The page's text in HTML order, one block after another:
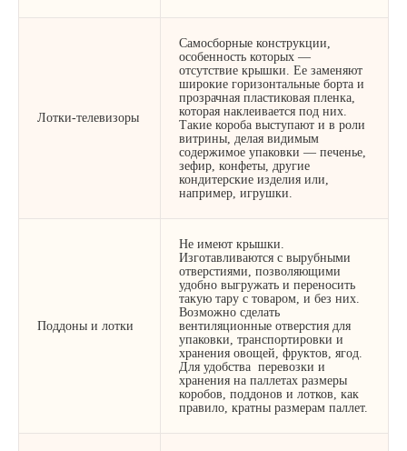
Лотки-телевизоры
Самосборные конструкции,
особенность которых —
отсутствие крышки. Ее заменяют
широкие горизонтальные борта и
прозрачная пластиковая пленка,
которая наклеивается под них.
Такие короба выступают и в роли
витрины, делая видимым
содержимое упаковки — печенье,
зефир, конфеты, другие
кондитерские изделия или,
например, игрушки.
Поддоны и лотки
Не имеют крышки.
Изготавливаются с вырубными
отверстиями, позволяющими
удобно выгружать и переносить
такую тару с товаром, и без них.
Возможно сделать
вентиляционные отверстия для
упаковки, транспортировки и
хранения овощей, фруктов, ягод.
Для удобства перевозки и
хранения на паллетах размеры
коробов, поддонов и лотков, как
правило, кратны размерам паллет.